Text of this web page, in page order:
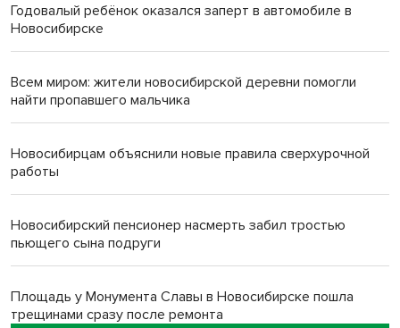
Годовалый ребёнок оказался заперт в автомобиле в
Новосибирске
Всем миром: жители новосибирской деревни помогли
найти пропавшего мальчика
Новосибирцам объяснили новые правила сверхурочной
работы
Новосибирский пенсионер насмерть забил тростью
пьющего сына подруги
Площадь у Монумента Славы в Новосибирске пошла
трещинами сразу после ремонта